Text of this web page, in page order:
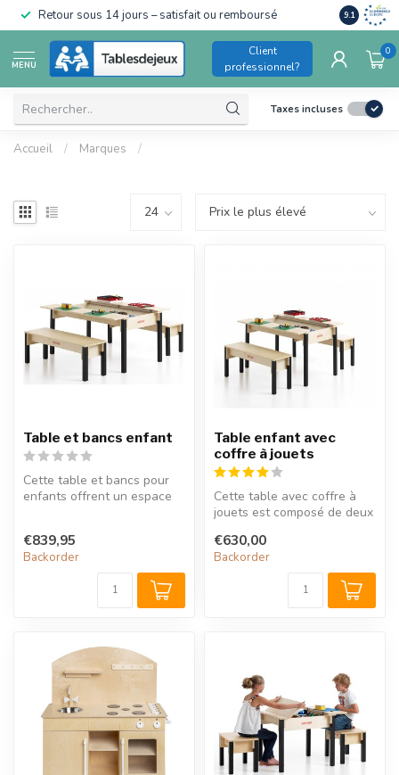
Retour sous 14 jours – satisfait ou remboursé Conforme
pour
9.1
MENU
Client
professionnel?
0
Taxes incluses
Accueil / Marques /
Table et bancs enfant
Cette table et bancs pour
enfants offrent un espace
€839,95
Backorder
Table enfant avec
coffre à jouets
Cette table avec coffre à
jouets est composé de deux
€630,00
Backorder